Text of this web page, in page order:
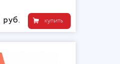
купить
руб.